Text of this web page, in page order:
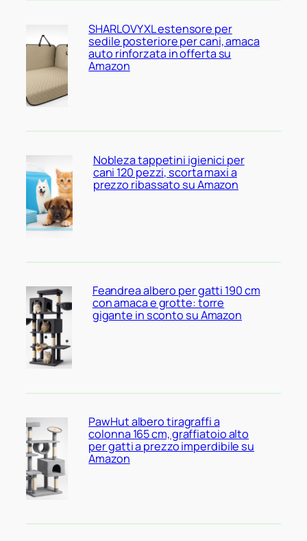
SHARLOVY XL estensore per
sedile posteriore per cani, amaca
auto rinforzata in offerta su
Amazon
Nobleza tappetini igienici per
cani 120 pezzi, scorta maxi a
prezzo ribassato su Amazon
Feandrea albero per gatti 190 cm
con amaca e grotte: torre
gigante in sconto su Amazon
PawHut albero tiragraffi a
colonna 165 cm, graffiatoio alto
per gatti a prezzo imperdibile su
Amazon